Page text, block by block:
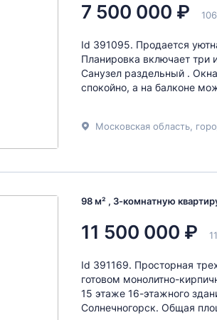
7 500 000 ₽
Id 391095. Продается
Планировка включает три
Санузел раздельный .
спокойно, а на балконе
98 м² , 3-комнатную
11 500 000 ₽
Id 391169. Просторная
готовом монолитно-
15 этаже 16-этажного
Солнечногорск. Общая